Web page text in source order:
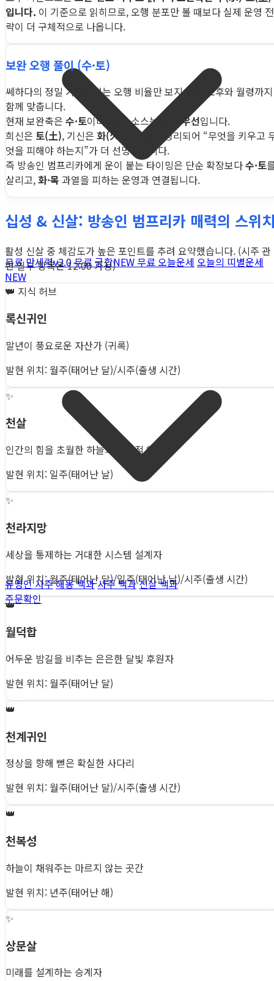
무료 만세력v2.0무료 궁합NEW 무료 오늘운세 오늘의 띠별운세
NEW
지식 허브
유명인 사주해몽 백과사주 백과신살 백과
주문확인
입니다. 이 기준으로 읽히므로, 오행 분포만 볼 때보다 실제 운영 전
략이 더 구체적으로 나옵니다.
보완 오행 풀이 (수·토)
쎄하다의 정밀 기준에서는 오행 비율만 보지 않고 조후와 월령까지
함께 맞춥니다.
현재 보완축은 수·토이며, 판단 소스는 조후 우선입니다.
희신은 토(土), 기신은 화(火)·목(木)
로 정리되어 “무엇을 키우고
엇을 피해야 하는지”가 더 선명해집니다.
즉 방송인 범프리카에게 운이 붙는 타이밍은 단순 확장보다수·토
살리고,화·목 과열을 피하는 운영과 연결됩니다.
십성 & 신살: 방송인 범프리카 매력의 스위
활성 신살 중 체감도가 높은 포인트를 추려 요약했습니다. (시주 관
련 일부 항목은 12:00 가정)
👑
록신귀인
말년이 풍요로운 자산가 (귀록)
발현 위치: 월주(태어난 달)/시주(출생 시간)
✨
천살
인간의 힘을 초월한 하늘의 절대적 압력
발현 위치: 일주(태어난 날)
✨
천라지망
세상을 통제하는 거대한 시스템 설계자
발현 위치: 월주(태어난 달)/일주(태어난 날)/시주(출생 시간)
👑
월덕합
어두운 밤길을 비추는 은은한 달빛 후원자
발현 위치: 월주(태어난 달)
👑
천계귀인
정상을 향해 뻗은 확실한 사다리
발현 위치: 월주(태어난 달)/시주(출생 시간)
👑
천복성
하늘이 채워주는 마르지 않는 곳간
발현 위치: 년주(태어난 해)
✨
상문살
미래를 설계하는 승계자